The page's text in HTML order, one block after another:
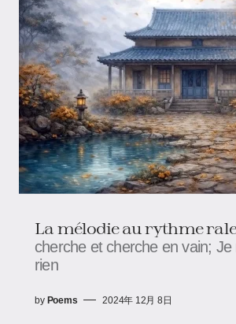
La mélodie au rythme
cherche et cherche en vain; Je
rien
by Poems 2024年 12月 8日